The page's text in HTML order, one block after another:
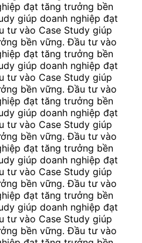
đạt tăng trưởng bền
giúp doanh nghiệp đạt
tư vào Case Study giúp
bền vững. Đầu tư vào
đạt tăng trưởng bền
giúp doanh nghiệp đạt
tư vào Case Study giúp
bền vững. Đầu tư vào
đạt tăng trưởng bền
giúp doanh nghiệp đạt
tư vào Case Study giúp
bền vững. Đầu tư vào
đạt tăng trưởng bền
giúp doanh nghiệp đạt
tư vào Case Study giúp
bền vững. Đầu tư vào
đạt tăng trưởng bền
giúp doanh nghiệp đạt
tư vào Case Study giúp
bền vững. Đầu tư vào